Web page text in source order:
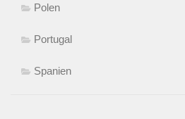
Polen
Portugal
Spanien